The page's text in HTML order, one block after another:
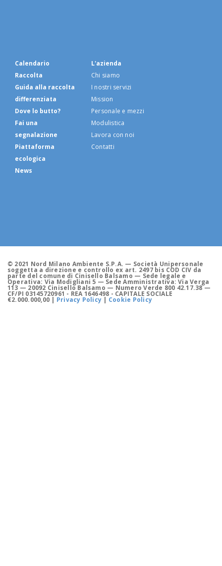
Calendario
Raccolta
Guida alla raccolta
differenziata
Dove lo butto?
Fai una
segnalazione
Piattaforma
ecologica
News
L'azienda
Chi siamo
I nostri servizi
Mission
Personale e mezzi
Modulistica
Lavora con noi
Contatti
© 2021 Nord Milano Ambiente S.P.A. — Società Unipersonale
soggetta a direzione e controllo ex art. 2497 bis COD CIV da
parte del comune di Cinisello Balsamo — Sede legale e
Operativa: Via Modigliani 5 — Sede Amministrativa: Via Verga
113 — 20092 Cinisello Balsamo — Numero Verde 800 42.17.38 —
CF/PI 03145720961 - REA 1646498 - CAPITALE SOCIALE
€2.000.000,00 | Privacy Policy | Cookie Policy